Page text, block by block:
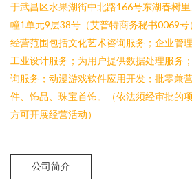
于武昌区水果湖街中北路166号东湖春树
幢1单元9层38号（艾普特商务秘书0069号
经营范围包括文化艺术咨询服务；企业管
工业设计服务；为用户提供数据处理服务
询服务；动漫游戏软件应用开发；批零兼
件、饰品、珠宝首饰。（依法须经审批的
方可开展经营活动）
公司简介